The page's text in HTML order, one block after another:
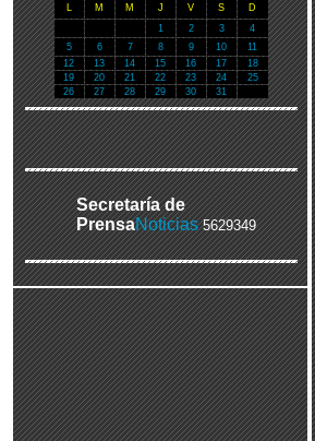
L M M J V S
D
1
2 3
4
5
6 7 8 9 10
11
12
13 14 15 16 17
18
19
20 21 22 23 24
25
26
27 28 29 30 31
Secretaría de
PrensaNoticias 5629349